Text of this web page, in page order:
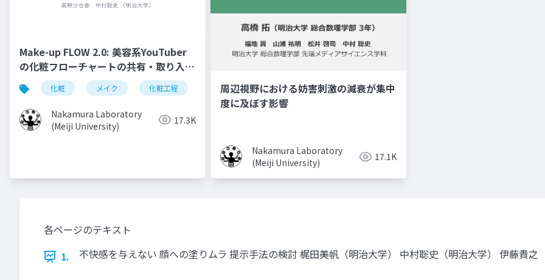
Make-up FLOW 2.0: 美容系YouTuber
の化粧フローチャートの共有・取り入れ
手法
化粧 メイク 化粧工程 フローチャート 美容系youtuber 取り入れ
Nakamura Laboratory
(Meiji University)
17.3K
周辺視野における妨害刺激の減衰が集中
度に及ぼす影響
Nakamura Laboratory
(Meiji University)
17.1K
各ページのテキスト
1.
不快感を与えない 顔への塗りムラ 提示手法の検討 梶田美帆（明治大学） 中村聡史（明治大学） 伊藤貴之